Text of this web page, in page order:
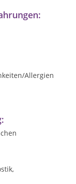
Allergien